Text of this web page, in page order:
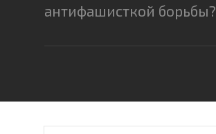
антифашисткой борьбы?